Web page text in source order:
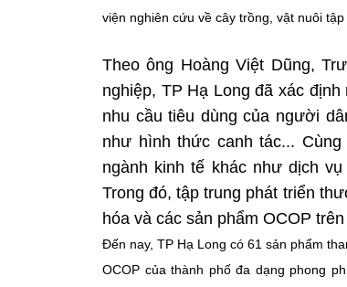
viện nghiên cứu về cây trồng, vật nuôi
Theo ông Hoàng Việt Dũng,
nghiệp, TP Hạ Long đã xác
nhu cầu tiêu dùng của người
như hình thức canh tác...
ngành kinh tế khác như dịch
Trong đó, tập trung phát triển
hóa và các sản phẩm OCOP
Đến nay, TP Hạ Long có 61 sản phẩm
OCOP của thành phố đa dạng phong